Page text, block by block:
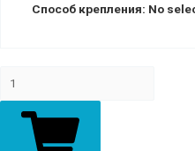
Способ крепления: No
"Полиция
Образовательные
учреждения"